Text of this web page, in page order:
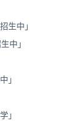
生中」
中」
」
」